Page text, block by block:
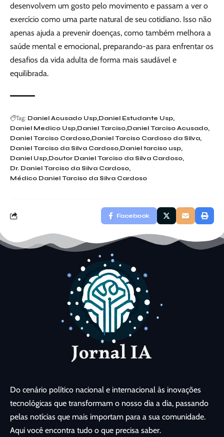
desenvolvem um gosto pelo movimento e passam a ver o
exercício como uma parte natural de seu cotidiano. Isso não
apenas ajuda a prevenir doenças, como também melhora a
saúde mental e emocional, preparando-as para enfrentar os
desafios da vida adulta de forma mais saudável e
equilibrada.
Tag: Daniel Acusado Usp Daniel Estudante Usp
Daniel Medico Usp Daniel Tarciso Daniel Tarciso Acusado
Daniel Tarciso Cardoso Daniel Tarciso Cardoso da Silva
Daniel Tarciso da Silva Cardoso Daniel tarciso usp
Daniel Usp Doutor Daniel Tarciso da Silva Cardoso
Dr. Daniel Tarciso da Silva Cardoso
Médico Daniel Tarciso da Silva Cardoso
Facebook
Do cenário político nacional e internacional às inovações
tecnológicas que transformam o nosso dia a dia, passando
pelas notícias que mais importam para a sua comunidade.
Aqui você encontra tudo o que precisa saber.